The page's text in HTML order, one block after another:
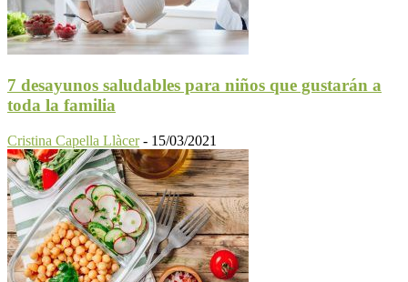
7 desayunos saludables para niños que gustarán a
toda la familia
Cristina Capella Llàcer - 15/03/2021